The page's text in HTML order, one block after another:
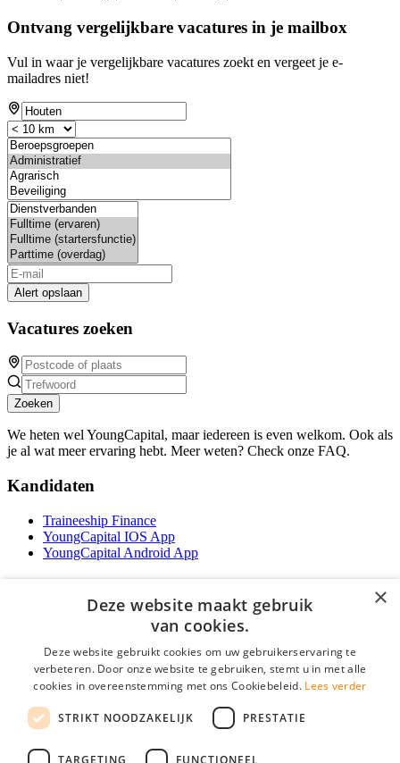
Ontvang vergelijkbare vacatures in je mailbox
Vul in waar je vergelijkbare vacatures zoekt en vergeet je e-
mailadres niet!
Alert opslaan
Vacatures zoeken
Zoeken
We heten wel YoungCapital, maar iedereen is even welkom. Ook als
je al wat meer ervaring hebt. Meer weten? Check onze FAQ.
Kandidaten
Traineeship Finance
YoungCapital IOS App
YoungCapital Android App
Contractvormen
Brochure aanvragen
Vacature aanmelden
Partners
Contact
×
Deze website maakt gebruik
van cookies.
Deze website gebruikt cookies om uw gebruikerservaring te
verbeteren. Door onze website te gebruiken, stemt u in met alle
cookies in overeenstemming met ons Cookiebeleid. Lees verder
STRIKT NOODZAKELIJK PRESTATIE
TARGETING FUNCTIONEEL